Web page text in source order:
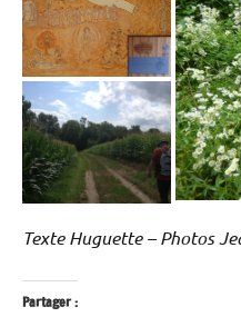
Texte Huguette – Photos
Partager :